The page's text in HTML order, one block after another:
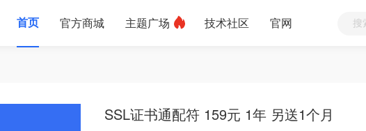
首页 官方商城 主题广场 技术社区 官网
SSL证书通配符 159元 1年 另送1个月